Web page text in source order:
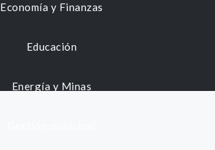
Economía y Finanzas
Educación
Energía y Minas